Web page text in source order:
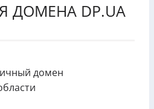
ДОМЕНА DP.UA
домен